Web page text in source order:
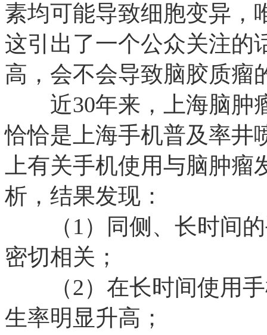
素均可能导致细胞变异，
这引出了一个公众关注的
高，会不会导致脑胶质瘤
近30年来，上海脑肿
恰恰是上海手机普及率井
上有关手机使用与脑肿瘤
析，结果发现：
（1）同侧、长时间的
密切相关；
（2）在长时间使用手
生率明显升高；